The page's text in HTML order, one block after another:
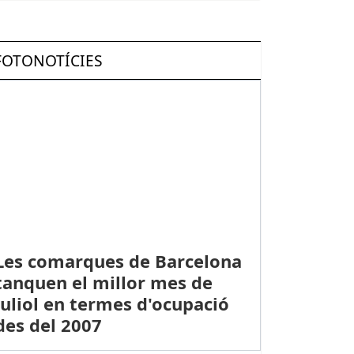
S’inaugura una nova zona jove i esportiva al barri de Mas
comarques de Barcelona
el millor mes de
en termes d'ocupació
del 2007